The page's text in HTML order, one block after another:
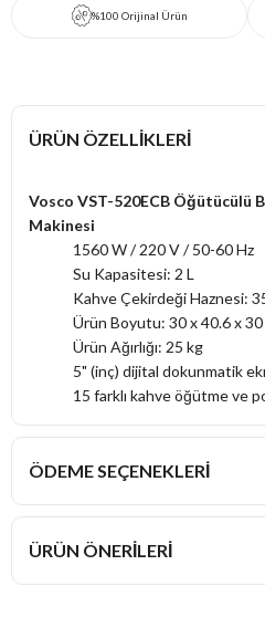
%100 Orijinal Ürün
ÜRÜN ÖZELLIKLERI
Vosco VST-520ECB Öğütücülü
Makinesi
1560 W / 220 V / 50-60 Hz
Su Kapasitesi: 2 L
Kahve Çekirdeği Haznesi:
Ürün Boyutu: 30 x 40.6 x 30
Ürün Ağırlığı: 25 kg
5" (inç) dijital dokunmatik
15 farklı kahve öğütme ve
ÖDEME SEÇENEKLERI
ÜRÜN ÖNERILERI